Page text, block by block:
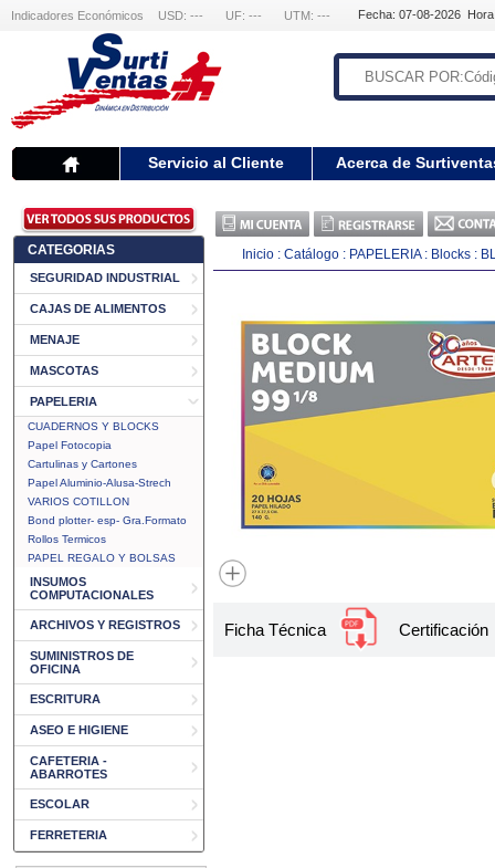
Indicadores Económicos USD: --- UF: --- UTM: --- Fecha: 07-08-2026
Servicio al Cliente Acerca de
CATEGORIAS
SEGURIDAD INDUSTRIAL
CAJAS DE ALIMENTOS
MENAJE
MASCOTAS
PAPELERIA
CUADERNOS Y BLOCKS
Papel Fotocopia
Cartulinas y Cartones
Papel Aluminio-Alusa-Strech
VARIOS COTILLON
Bond plotter- esp- Gra.Formato
Rollos Termicos
PAPEL REGALO Y BOLSAS
INSUMOS
COMPUTACIONALES
ARCHIVOS Y REGISTROS
SUMINISTROS DE
OFICINA
ESCRITURA
ASEO E HIGIENE
CAFETERIA -
ABARROTES
ESCOLAR
FERRETERIA
Inicio : Catálogo : PAPELERIA: Blocks :
Ficha Técnica Certificación